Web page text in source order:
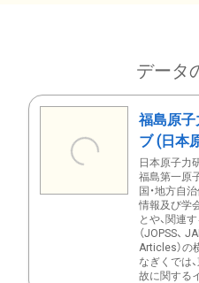
データ
福島原子
ブ (日本
日本原子力
福島第一原
国・地方自
情報及び学
とや、関連
（JOPSS、
Articles）の
なぎくでは
故に関する